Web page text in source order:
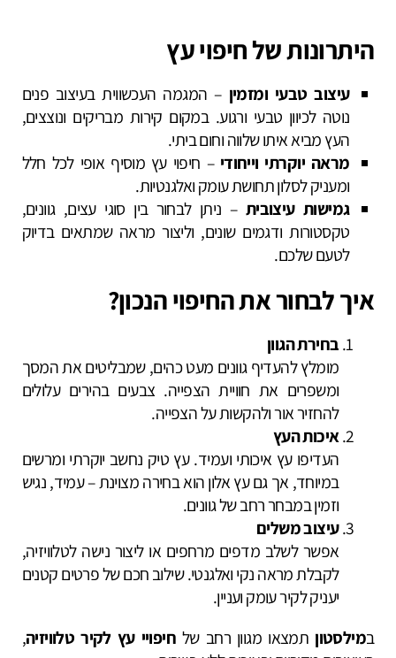
היתרונות של חיפוי עץ
עיצוב טבעי ומזמין – המגמה העכשווית בעיצוב פנים
נוטה לכיוון טבעי ורגוע. במקום קירות מבריקים ונוצצים,
העץ מביא איתו שלווה וחום ביתי.
מראה יוקרתי וייחודי – חיפוי עץ מוסיף אופי לכל חלל
ומעניק לסלון תחושת עומק ואלגנטיות.
גמישות עיצובית – ניתן לבחור בין סוגי עצים, גוונים,
טקסטורות ודגמים שונים, וליצור מראה שמתאים בדיוק
לטעם שלכם.
איך לבחור את החיפוי הנכון?
בחירת הגוון
מומלץ להעדיף גוונים מעט כהים, שמבליטים את המסך
ומשפרים את חוויית הצפייה. צבעים בהירים עלולים
להחזיר אור ולהקשות על הצפייה.
איכות העץ
העדיפו עץ איכותי ועמיד. עץ טיק נחשב יוקרתי ומרשים
במיוחד, אך גם עץ אלון הוא בחירה מצוינת – עמיד, נגיש
וזמין במבחר רחב של גוונים.
עיצוב משלים
אפשר לשלב מדפים מרחפים או ליצור נישה לטלוויזיה,
לקבלת מראה נקי ואלגנטי. שילוב חכם של פרטים קטנים
יעניק לקיר עומק ועניין.
במילסטון תמצאו מגוון רחב של חיפויי עץ לקיר טלוויזיה,